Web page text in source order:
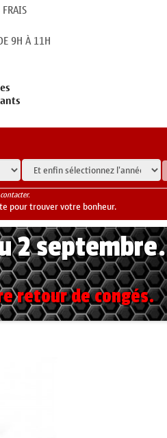
9H À 11H
pour trouver votre bonheur.
2 septembre.
retour de congés.